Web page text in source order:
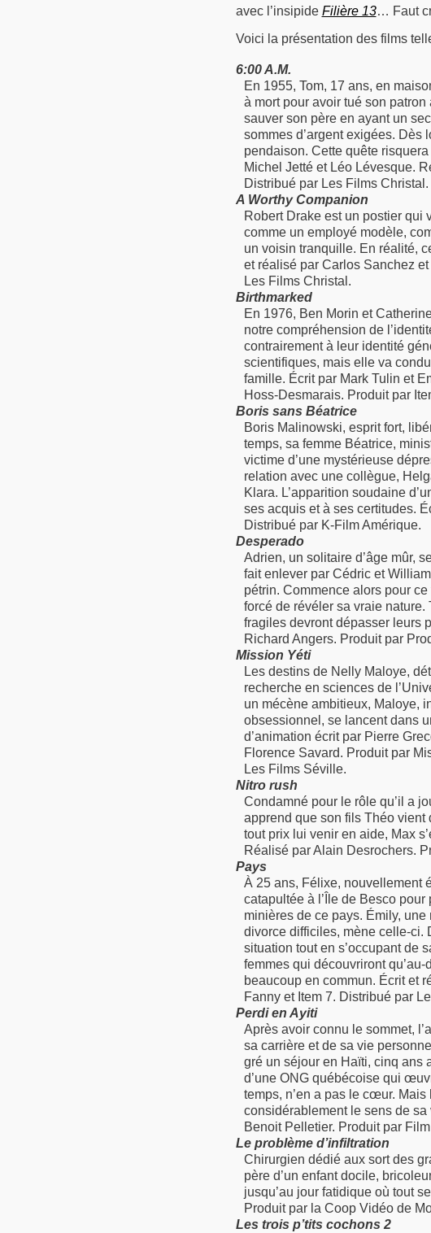
avec l’insipide Filière 13… Faut
Voici la présentation des films
6:00 A.M.
En 1955, Tom, 17 ans, en
à mort pour avoir tué son
sauver son père en ayant un
sommes d’argent exigées. Dès
pendaison. Cette quête
Michel Jetté et Léo Lévesque.
Distribué par Les Films Christal.
A Worthy Companion
Robert Drake est un postier qui
comme un employé modèle,
un voisin tranquille. En réalité,
et réalisé par Carlos Sanchez
Les Films Christal.
Birthmarked
En 1976, Ben Morin et
notre compréhension de
contrairement à leur identité
scientifiques, mais elle va
famille. Écrit par Mark Tulin et
Hoss-Desmarais. Produit par
Boris sans Béatrice
Boris Malinowski, esprit fort,
temps, sa femme Béatrice,
victime d’une mystérieuse
relation avec une collègue,
Klara. L’apparition soudaine
ses acquis et à ses certitudes.
Distribué par K-Film Amérique.
Desperado
Adrien, un solitaire d’âge mûr,
fait enlever par Cédric et
pétrin. Commence alors pour
forcé de révéler sa vraie
fragiles devront dépasser leurs
Richard Angers. Produit par
Mission Yéti
Les destins de Nelly Maloye,
recherche en sciences de
un mécène ambitieux, Maloye,
obsessionnel, se lancent dans
d’animation écrit par Pierre
Florence Savard. Produit par
Les Films Séville.
Nitro rush
Condamné pour le rôle qu’il a
apprend que son fils Théo vient
tout prix lui venir en aide, Max
Réalisé par Alain Desrochers.
Pays
À 25 ans, Félixe, nouvellement
catapultée à l’Île de Besco
minières de ce pays. Émily,
divorce difficiles, mène celle-ci.
situation tout en s’occupant de
femmes qui découvriront
beaucoup en commun. Écrit et
Fanny et Item 7. Distribué par
Perdi en Ayiti
Après avoir connu le sommet,
sa carrière et de sa vie
gré un séjour en Haïti, cinq ans
d’une ONG québécoise qui
temps, n’en a pas le cœur. Mais
considérablement le sens de
Benoit Pelletier. Produit par
Le problème d’infiltration
Chirurgien dédié aux sort des
père d’un enfant docile,
jusqu’au jour fatidique où tout
Produit par la Coop Vidéo de
Les trois p’tits cochons 2